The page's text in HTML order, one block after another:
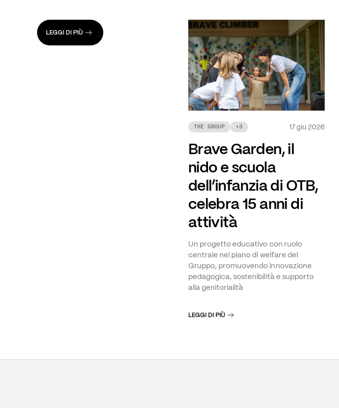
LEGGI DI PIÙ
THE GROUP +3 17 giu 2026
Brave Garden, il
nido e scuola
dell’infanzia di OTB,
celebra 15 anni di
attività
Un progetto educativo con ruolo
centrale nel piano di welfare del
Gruppo, promuovendo innovazione
pedagogica, sostenibilità e supporto
alla genitorialità
LEGGI DI PIÙ